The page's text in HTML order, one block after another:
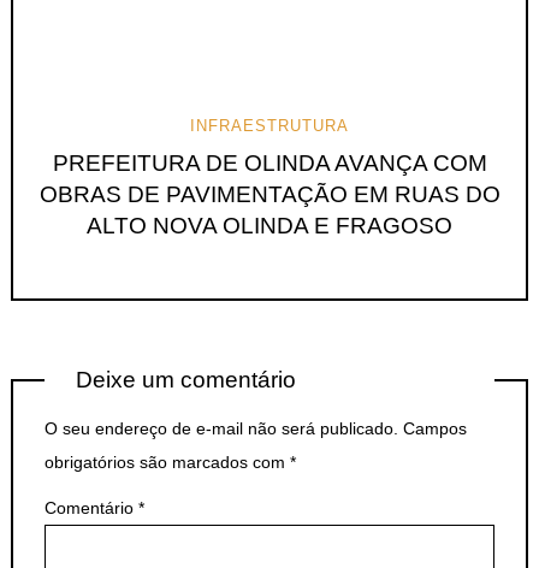
INFRAESTRUTURA
PREFEITURA DE OLINDA AVANÇA COM
OBRAS DE PAVIMENTAÇÃO EM RUAS DO
ALTO NOVA OLINDA E FRAGOSO
Deixe um comentário
O seu endereço de e-mail não será publicado. Campos
obrigatórios são marcados com *
Comentário *